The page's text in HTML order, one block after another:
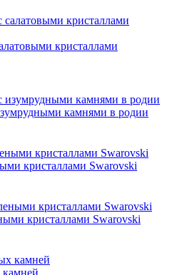
кристаллами
камнями в родии
кристаллами Swarovski
кристаллами Swarovski
камней